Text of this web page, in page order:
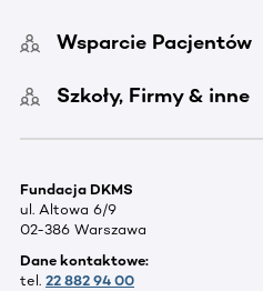
Wsparcie Pacjentów
Szkoły, Firmy & inne
Fundacja DKMS
ul. Altowa 6/9
02-386 Warszawa
Dane kontaktowe:
tel. 22 882 94 00